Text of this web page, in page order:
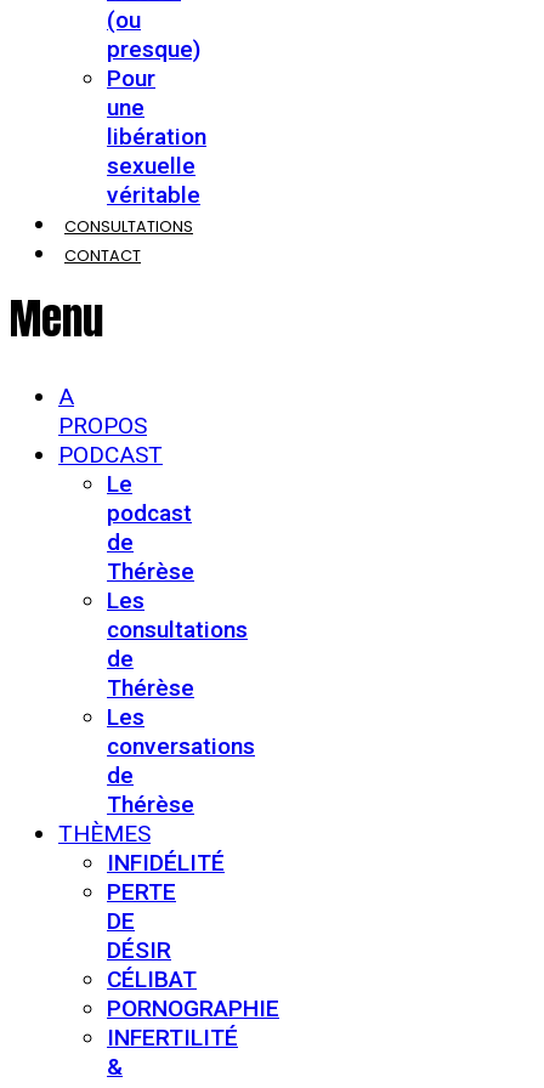
(ou
presque)
Pour
une
libération
sexuelle
véritable
CONSULTATIONS
CONTACT
Menu
A
PROPOS
PODCAST
Le
podcast
de
Thérèse
Les
consultations
de
Thérèse
Les
conversations
de
Thérèse
THÈMES
INFIDÉLITÉ
PERTE
DE
DÉSIR
CÉLIBAT
PORNOGRAPHIE
INFERTILITÉ
&